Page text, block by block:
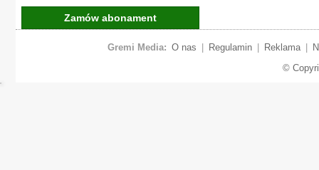
Zamów abonament
Gremi Media: O nas Regulamin Reklama
©